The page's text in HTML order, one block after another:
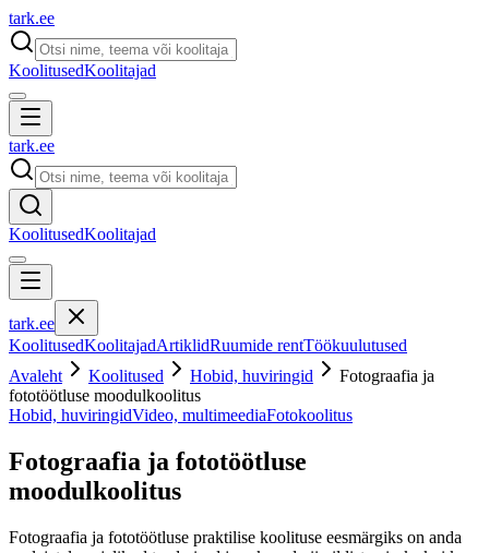
tark.ee
KoolitusedKoolitajad
tark.ee
KoolitusedKoolitajad
tark.ee
KoolitusedKoolitajadArtiklidRuumide rentTöökuulutused
Avaleht
Koolitused Hobid, huviringid
Fotograafia ja
fototöötluse moodulkoolitus
Hobid, huviringidVideo, multimeediaFotokoolitus
Fotograafia ja fototöötluse
moodulkoolitus
Fotograafia ja fototöötluse praktilise koolituse eesmärgiks on anda